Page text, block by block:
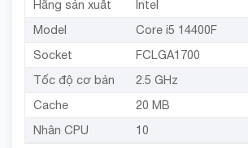
Hãng sản xuất
Intel
Model
Core i5 14400F
Socket
FCLGA1700
Tốc độ cơ bản
2.5 GHz
Cache
20 MB
Nhân CPU
10